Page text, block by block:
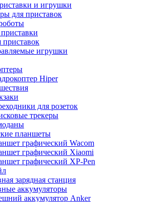
и игрушки
для приставок
игрушки
Hiper
для розеток
трекеры
планшеты
графический Wacom
графический Xiaomi
графический XP-Pen
зарядная станция
аккумуляторы
аккумулятор Anker